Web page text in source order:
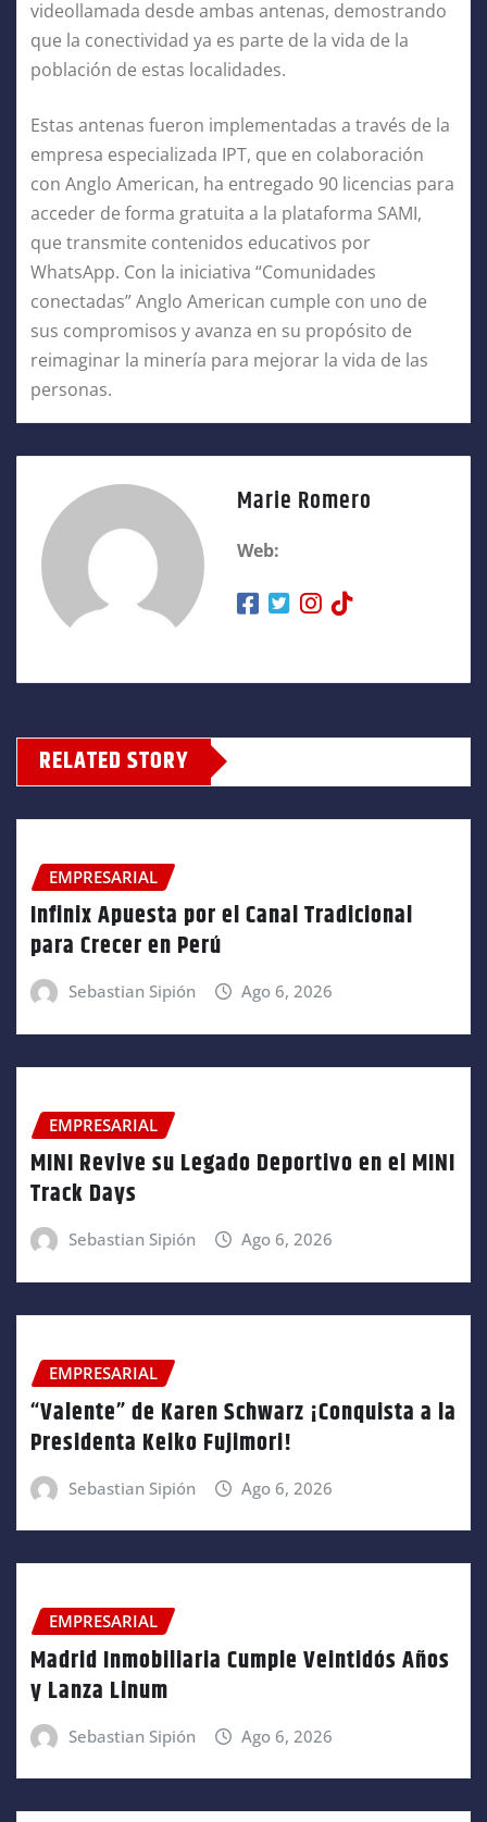
videollamada desde ambas antenas, demostrando
que la conectividad ya es parte de la vida de la
población de estas localidades.
Estas antenas fueron implementadas a través de la
empresa especializada IPT, que en colaboración
con Anglo American, ha entregado 90 licencias para
acceder de forma gratuita a la plataforma SAMI,
que transmite contenidos educativos por
WhatsApp. Con la iniciativa “Comunidades
conectadas” Anglo American cumple con uno de
sus compromisos y avanza en su propósito de
reimaginar la minería para mejorar la vida de las
personas.
Marie Romero
Web:
RELATED STORY
EMPRESARIAL
Infinix Apuesta por el Canal Tradicional
para Crecer en Perú
Sebastian Sipión Ago 6, 2026
EMPRESARIAL
MINI Revive su Legado Deportivo en el MINI
Track Days
Sebastian Sipión Ago 6, 2026
EMPRESARIAL
“Valente” de Karen Schwarz ¡Conquista a la
Presidenta Keiko Fujimori!
Sebastian Sipión Ago 6, 2026
EMPRESARIAL
Madrid Inmobiliaria Cumple Veintidós Años
y Lanza Linum
Sebastian Sipión Ago 6, 2026